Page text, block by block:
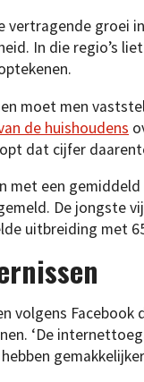
vertragende groei
In die regio’s
moet men
de huishoudens
dat cijfer
met een
De jongste
uitbreiding met
volgens Facebook
‘De
hebben